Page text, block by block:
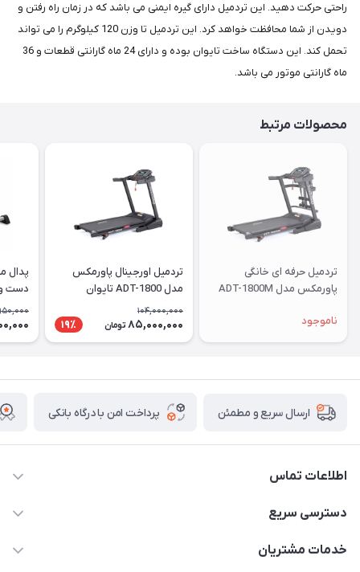
راحتی حرکت دهید. این تردمیل دارای گیره ایمنی می باشد که در زمان راه رفتن و
دویدن از شما محافظت خواهد کرد. این تردمیل تا وزن 120 کیلوگرم را می تواند
تحمل کند. این دستگاه ساخت تایوان بوده و دارای 24 ماه گارانتی قطعات و 36
ماه گارانتی موتور می باشد.
محصولات مرتبط
تردمیل حرفه ای خانگی
پاورمکس مدل ADT-1800M
ناموجود
تردمیل اورجینال پاورمکس
مدل ADT-1800 تایوان
Powermax
104,000,000
85,000,000 تومان 19٪
پدال
دست و
ارسال سریع و مطمئن پرداخت امن با درگاه بانکی
اطلاعات تماس
09171843500 و 07152240182
دسترسی سریع
حساب کاربری
خدمات مشتریان